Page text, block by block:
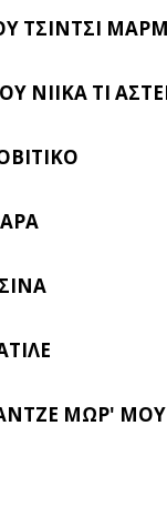
ΤΣΙΝΤΣΙ
ΝΙΙΚΑ ΤΙ
ΜΩΡ'